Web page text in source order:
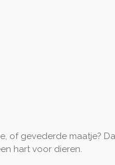
gevederde maatje?
hart voor dieren.